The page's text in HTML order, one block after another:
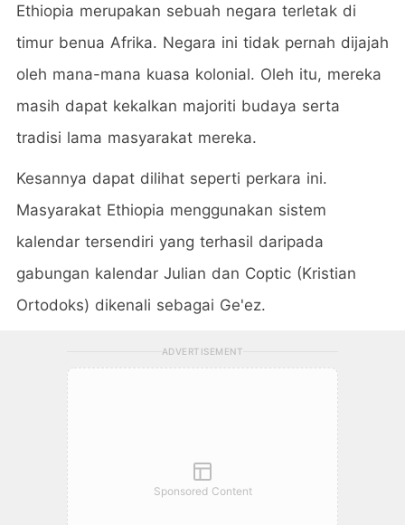
Ethiopia merupakan sebuah negara terletak di
timur benua Afrika. Negara ini tidak pernah dijajah
oleh mana-mana kuasa kolonial. Oleh itu, mereka
masih dapat kekalkan majoriti budaya serta
tradisi lama masyarakat mereka.
Kesannya dapat dilihat seperti perkara ini.
Masyarakat Ethiopia menggunakan sistem
kalendar tersendiri yang terhasil daripada
gabungan kalendar Julian dan Coptic (Kristian
Ortodoks) dikenali sebagai Ge'ez.
ADVERTISEMENT
Sponsored Content